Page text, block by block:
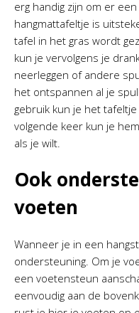
erg handig zijn om er
hangmattafeltje is
tafel in het gras wordt
kun je vervolgens je
neerleggen of andere
het ontspannen al je
gebruik kun je het
volgende keer kun je
als je wilt.
Ook
voeten
Wanneer je in een
ondersteuning. Om je
een voetensteun
eenvoudig aan de